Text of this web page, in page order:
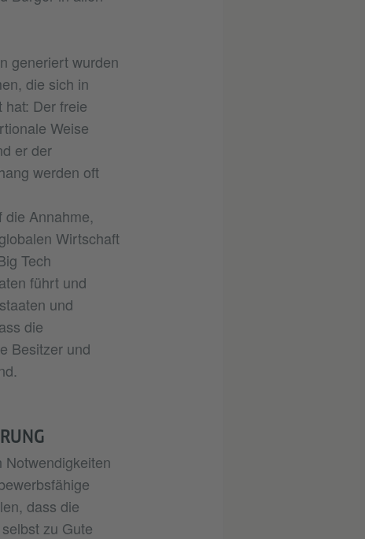
generiert wurden
die sich in
Der freie
Weise
er der
werden oft
die Annahme,
Wirtschaft
Tech
führt und
und
die
Besitzer und
Notwendigkeiten
dass die
zu Gute